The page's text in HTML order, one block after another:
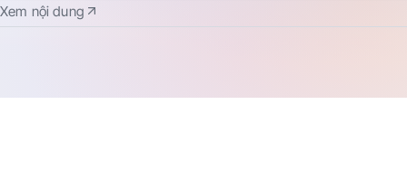
Xem nội dung